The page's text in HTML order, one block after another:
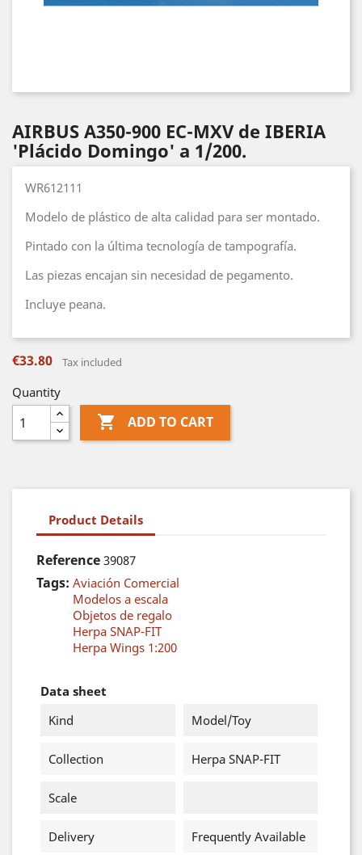
AIRBUS A350-900 EC-MXV de IBERIA
'Plácido Domingo' a 1/200.
WR612111
Modelo de plástico de alta calidad para ser montado.
Pintado con la última tecnología de tampografía.
Las piezas encajan sin necesidad de pegamento.
Incluye peana.
€33.80 Tax included
Quantity
 ADD TO CART
Product Details
Reference 39087
Tags: Aviación Comercial
Modelos a escala
Objetos de regalo
Herpa SNAP-FIT
Herpa Wings 1:200
Data sheet
Kind
Model/Toy
Collection Herpa SNAP-FIT
Scale
Delivery Frequently Available